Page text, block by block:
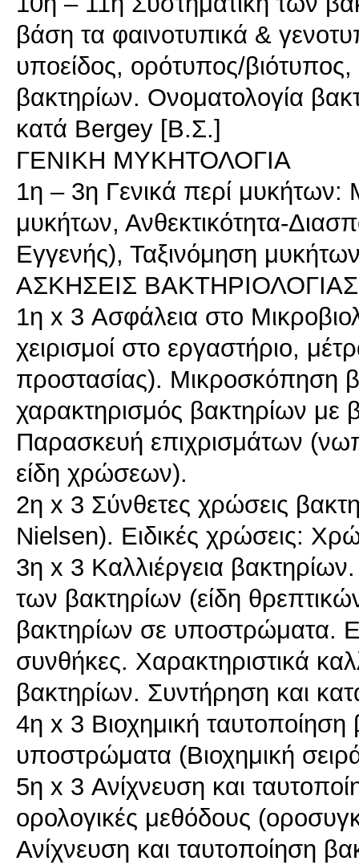
βάση τα φαινοτυπικά &
υποείδος, ορότυπος/
βακτηρίων. Ονοματολογία
κατά Bergey [Β.Σ.]
ΓΕΝΙΚΗ ΜΥΚΗΤΟΛΟΓΙΑ
1η – 3η Γενικά περί μυκήτων:
μυκήτων, Ανθεκτικότητα-
Εγγενής), Ταξινόμηση
ΑΣΚΗΣΕΙΣ
1η x 3 Ασφάλεια στο
χειρισμοί στο εργαστήριο,
προστασίας). Μικροσκόπηση
χαρακτηρισμός βακτηρίων με
Παρασκευή επιχρισμάτων
είδη χρώσεων).
2η x 3 Σύνθετες χρώσεις
Nielsen). Ειδικές χρώσεις:
3η x 3 Καλλιέργεια
των βακτηρίων (είδη
βακτηρίων σε υποστρώματα.
συνθήκες. Χαρακτηριστικά
βακτηρίων. Συντήρηση και
4η x 3 Βιοχημική ταυτοποίηση
υποστρώματα (Βιοχημική
5η x 3 Ανίχνευση και
ορολογικές μεθόδους
Ανίχνευση και ταυτοποίηση